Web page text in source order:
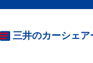
三井のカーシェ